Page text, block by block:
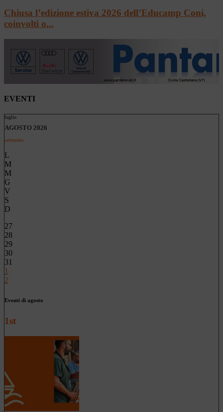
Chiusa l’edizione estiva 2026 dell’Educamp Coni,
coinvolti o...
EVENTI
luglio
AGOSTO 2026
settembre
L
M
M
G
V
S
D
27
28
29
30
31
1
2
Eventi di agosto
1st